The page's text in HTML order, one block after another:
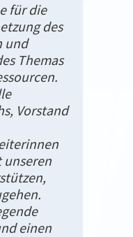
für die
des
und
Themas
Vorstand
einen